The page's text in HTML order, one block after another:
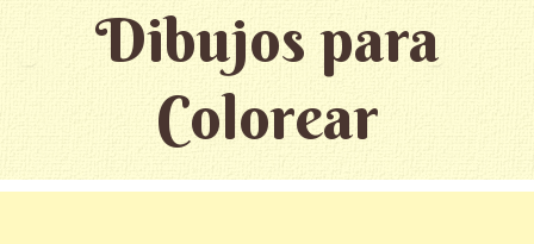
Dibujos para
Colorear